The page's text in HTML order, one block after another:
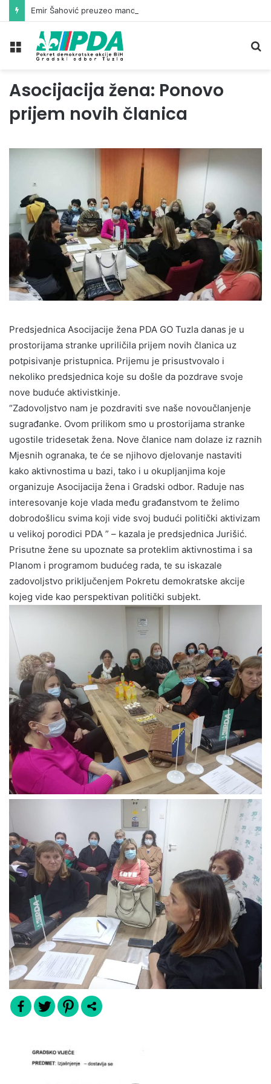
Meni
Asocijacija žena: Ponovo
prijem novih članica
Predsjednica Asocijacije žena PDA GO Tuzla danas je u
prostorijama stranke upriličila prijem novih članica uz
potpisivanje pristupnica. Prijemu je prisustvovalo i
nekoliko predsjednica koje su došle da pozdrave svoje
nove buduće aktivistkinje.
“Zadovoljstvo nam je pozdraviti sve naše novoučlanjenje
sugrađanke. Ovom prilikom smo u prostorijama stranke
ugostile tridesetak žena. Nove članice nam dolaze iz raznih
Mjesnih ogranaka, te će se njihovo djelovanje nastaviti
kako aktivnostima u bazi, tako i u okupljanjima koje
organizuje Asocijacija žena i Gradski odbor. Raduje nas
interesovanje koje vlada među građanstvom te želimo
dobrodošlicu svima koji vide svoj budući politički aktivizam
u velikoj porodici PDA ” – kazala je predsjednica Jurišić.
Prisutne žene su upoznate sa proteklim aktivnostima i sa
Planom i programom budućeg rada, te su iskazale
zadovoljstvo priključenjem Pokretu demokratske akcije
kojeg vide kao perspektivan politički subjekt.